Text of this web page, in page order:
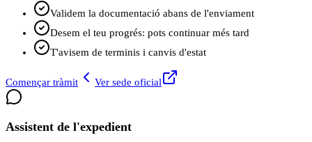
Validem la documentació abans de l'enviament
Desem el teu progrés: pots continuar més tard
T'avisem de terminis i canvis d'estat
Començar tràmit Ver sede oficial
Assistent de l'expedient